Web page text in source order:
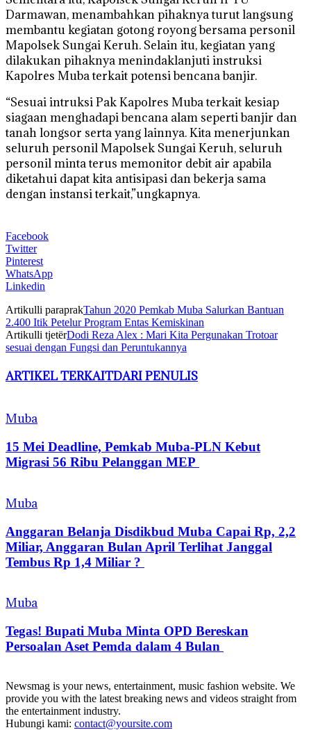
Darmawan, menambahkan pihaknya turut langsung
membantu kegiatan gotong royong bersama personil
Mapolsek Sungai Keruh. Selain itu, kegiatan yang
dilakukan pihaknya menindaklanjuti instruksi
Kapolres Muba terkait potensi bencana banjir.
“Sesuai intruksi Pak Kapolres Muba terkait kesiap
siagaan menghadapi bencana alam seperti banjir dan
tanah longsor serta yang lainnya. Kita menerjunkan
seluruh personil Mapolsek Sungai Keruh, seluruh
personil minta terus memonitor debit air apabila
diketahui dapat kita antisipasi dan bekerja sama
dengan instansi terkait,”ungkapnya.
Facebook
Twitter
Pinterest
WhatsApp
Linkedin
Artikulli paraprakTahun 2020 Pemkab Muba Salurkan Bantuan
2.400 Itik Petelur Program Entas Kemiskinan
Artikulli tjetërDodi Reza Alex : Mari Kita Pergunakan Trotoar
sesuai dengan Fungsi dan Peruntukannya
ARTIKEL TERKAITDARI PENULIS
Muba
15 Mei Deadline, Pemkab Muba-PLN Kebut
Migrasi 56 Ribu Pelanggan MEP
Muba
Anggaran Belanja Disdikbud Muba Capai Rp, 2,2
Miliar, Anggaran Bulan April Terlihat Janggal
Tembus Rp 1,4 Miliar ?
Muba
Tegas! Bupati Muba Minta OPD Bereskan
Persoalan Aset Pemda dalam 4 Bulan
Newsmag is your news, entertainment, music fashion website. We
provide you with the latest breaking news and videos straight from
the entertainment industry.
Hubungi kami: contact@yoursite.com